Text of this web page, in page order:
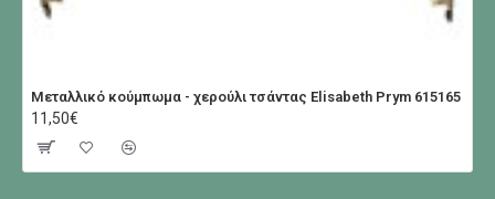
Μεταλλικό κούμπωμα - χερούλι τσάντας Elisabeth Prym 615165
11,50€